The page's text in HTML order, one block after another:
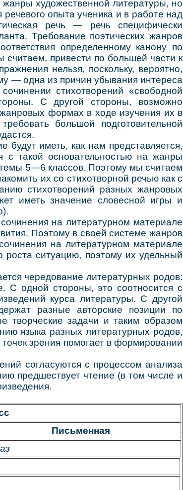
жанры художественной литературы, но
опыта ученика и в работе над
речь — речь специфически
Требование поэтических жанров
определенному канону по
считаем, привести по большей части к
нельзя, поскольку, вероятно,
— одна из причин убывания интереса
стихотворений «свободной
С другой стороны, возможно
формах в ходе изучения их в
большой подготовительной
иметь, как нам представляется,
с такой основательностью на жанры
5—6 классов. Поэтому мы считаем
их со стихотворной речью как с
стихотворений разных жанровых
иметь значение словесной игры и
на литературном материале
Поэтому в своей системе жанров
на литературном материале
роста ситуацию, поэтому их удельный
чередование литературных родов:
С одной стороны, это соотносится с
курса литературы. С другой
разные авторские позиции по
творческие задачи и таким образом
языка разных литературных родов,
зрения помогает в формировании
согласуются с процессом анализа
предшествует чтение (в том числе и
Письменная